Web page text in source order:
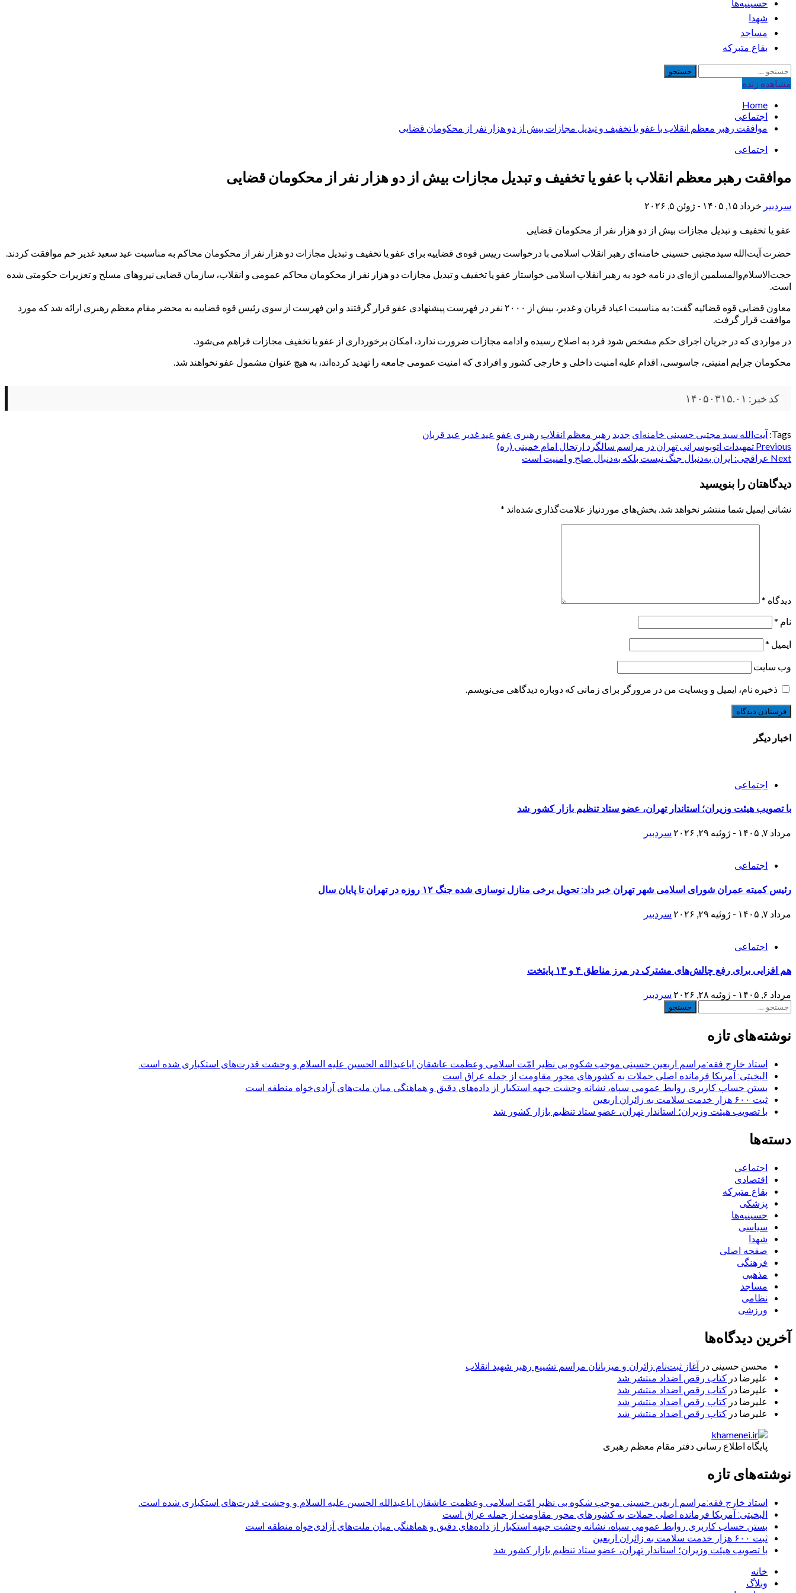
حسینیه‌ها
شهدا
مساجد
بقاع متبرکه
جستجو
برای:
مشاهده‌ زنده
Home
اجتماعی
موافقت رهبر معظم انقلاب با عفو یا تخفیف و تبدیل مجازات بیش از دو هزار نفر از محکومان قضایی
اجتماعی
موافقت رهبر معظم انقلاب با عفو یا تخفیف و تبدیل مجازات بیش از دو هزار نفر از محکومان قضایی
سردبیر خرداد ۱۵, ۱۴۰۵ - ژوئن ۵, ۲۰۲۶
عفو یا تخفیف و تبدیل مجازات بیش از دو هزار نفر از محکومان قضایی
حضرت آیت‌الله سیدمجتبی حسینی خامنه‌ای رهبر انقلاب اسلامی با درخواست رییس قوه‌ی قضاییه برای عفو یا تخفیف و تبدیل مجازات دو هزار نفر از محکومان محاکم به مناسبت عید سعید غدیر خم موافقت کردند.
حجت‌الاسلام‌والمسلمین اژه‌ای در نامه خود به رهبر انقلاب اسلامی خواستار عفو یا تخفیف و تبدیل مجازات دو هزار نفر از محکومان محاکم عمومی و انقلاب، سازمان قضایی نیروهای مسلح و تعزیرات حکومتی شده
است.
معاون قضایی قوه قضائیه گفت: به مناسبت اعیاد قربان و غدیر، بیش از ۲۰۰۰ نفر در فهرست پیشنهادی عفو قرار گرفتند و این فهرست از سوی رئیس قوه قضاییه به محضر مقام معظم رهبری ارائه شد که مورد
موافقت قرار گرفت.
در مواردی که در جریان اجرای حکم مشخص شود فرد به اصلاح رسیده و ادامه مجازات ضرورت ندارد، امکان برخورداری از عفو یا تخفیف مجازات فراهم می‌شود.
محکومان جرایم امنیتی، جاسوسی، اقدام علیه امنیت داخلی و خارجی کشور و افرادی که امنیت عمومی جامعه را تهدید کرده‌اند، به هیچ عنوان مشمول عفو نخواهند شد.
کد خبر: ۱۴۰۵۰۳۱۵.۰۱
Tags: آیت‌الله سید مجتبی حسینی خامنه‌ای جدید رهبر معظم انقلاب رهبری عفو عید غدیر عید قربان
Post
navigation
Previous تمهیدات اتوبوسرانی تهران در مراسم سالگرد ارتحال امام خمینی (ره)
Next عراقچی: ایران به‌دنبال جنگ نیست بلکه به‌دنبال صلح و امنیت است
دیدگاهتان را بنویسید
نشانی ایمیل شما منتشر نخواهد شد. بخش‌های موردنیاز علامت‌گذاری شده‌اند *
دیدگاه *
نام *
ایمیل *
وب‌ سایت
ذخیره نام، ایمیل و وبسایت من در مرورگر برای زمانی که دوباره دیدگاهی می‌نویسم.
اخبار دیگر
اجتماعی
با تصویب هیئت وزیران؛ استاندار تهران، عضو ستاد تنظیم بازار کشور شد
مرداد ۷, ۱۴۰۵ - ژوئیه ۲۹, ۲۰۲۶ سردبیر
اجتماعی
رئیس کمیته عمران شورای اسلامی شهر تهران خبر داد: تحویل برخی منازل نوسازی شده جنگ ۱۲ روزه در تهران تا پایان سال
مرداد ۷, ۱۴۰۵ - ژوئیه ۲۹, ۲۰۲۶ سردبیر
اجتماعی
هم افزایی برای رفع چالش‌های مشترک در مرز مناطق ۴ و ۱۳ پایتخت
مرداد ۶, ۱۴۰۵ - ژوئیه ۲۸, ۲۰۲۶
سردبیر
جستجو
نوشته‌های تازه
استاد خارج فقه:مراسم اربعین حسینی موجب شکوه بی نظیر امّت اسلامی وعظمت عاشقان اباعبدالله الحسین علیه السلام و وحشت قدرت‌های استکباری شده است.
البخیتی: آمریکا فرمانده اصلی حملات به کشورهای محور مقاومت از جمله عراق است
بستن حساب کاربری روابط عمومی سپاه، نشانه‌ وحشت جبهه استکبار از داده‌های دقیق و هماهنگی میان ملت‌های آزادی‌خواه منطقه است
ثبت ۶۰۰ هزار خدمت سلامت به زائران اربعین
با تصویب هیئت وزیران؛ استاندار تهران، عضو ستاد تنظیم بازار کشور شد
دسته‌ها
اجتماعی
اقتصادی
بقاع متبرکه
پزشکی
حسینیه‌ها
سیاسی
شهدا
صفحه اصلی
فرهنگی
مذهبی
مساجد
نظامی
ورزشی
آخرین دیدگاه‌ها
محسن حسینی در آغاز ثبت‌نام زائران و میزبانان مراسم تشییع رهبر شهید انقلاب
علیرضا در کتاب رقص اضداد منتشر شد
علیرضا در کتاب رقص اضداد منتشر شد
علیرضا در کتاب رقص اضداد منتشر شد
علیرضا در کتاب رقص اضداد منتشر شد
پایگاه اطلاع رسانی دفتر مقام معظم رهبری
نوشته‌های تازه
استاد خارج فقه:مراسم اربعین حسینی موجب شکوه بی نظیر امّت اسلامی وعظمت عاشقان اباعبدالله الحسین علیه السلام و وحشت قدرت‌های استکباری شده است.
البخیتی: آمریکا فرمانده اصلی حملات به کشورهای محور مقاومت از جمله عراق است
بستن حساب کاربری روابط عمومی سپاه، نشانه‌ وحشت جبهه استکبار از داده‌های دقیق و هماهنگی میان ملت‌های آزادی‌خواه منطقه است
ثبت ۶۰۰ هزار خدمت سلامت به زائران اربعین
با تصویب هیئت وزیران؛ استاندار تهران، عضو ستاد تنظیم بازار کشور شد
خانه
وبلاگ